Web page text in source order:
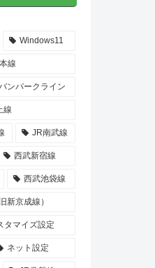
Windows11
線
ンパークライン
線
JR南武線
西武新宿線
西武池袋線
新京成線）
タマイズ設定
ネット設定